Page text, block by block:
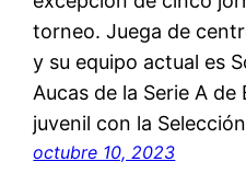
torneo. Juega de
y su equipo actual es
Aucas de la Serie A
juvenil con la
octubre 10, 2023